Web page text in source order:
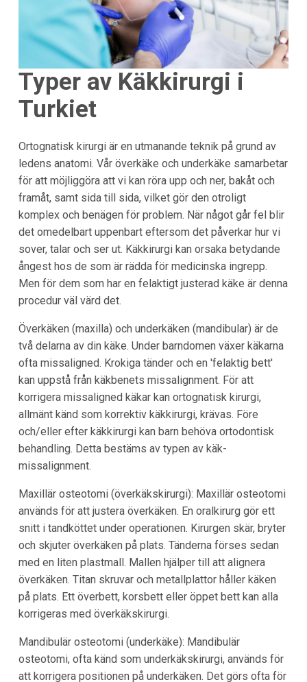
Typer av Käkkirurgi i
Turkiet
Ortognatisk kirurgi är en utmanande teknik på grund av
ledens anatomi. Vår överkäke och underkäke samarbetar
för att möjliggöra att vi kan röra upp och ner, bakåt och
framåt, samt sida till sida, vilket gör den otroligt
komplex och benägen för problem. När något går fel blir
det omedelbart uppenbart eftersom det påverkar hur vi
sover, talar och ser ut. Käkkirurgi kan orsaka betydande
ångest hos de som är rädda för medicinska ingrepp.
Men för dem som har en felaktigt justerad käke är denna
procedur väl värd det.
Överkäken (maxilla) och underkäken (mandibular) är de
två delarna av din käke. Under barndomen växer käkarna
ofta missaligned. Krokiga tänder och en 'felaktig bett'
kan uppstå från käkbenets missalignment. För att
korrigera missaligned käkar kan ortognatisk kirurgi,
allmänt känd som korrektiv käkkirurgi, krävas. Före
och/eller efter käkkirurgi kan barn behöva ortodontisk
behandling. Detta bestäms av typen av käk-
missalignment.
Maxillär osteotomi (överkäkskirurgi): Maxillär osteotomi
används för att justera överkäken. En oralkirurg gör ett
snitt i tandköttet under operationen. Kirurgen skär, bryter
och skjuter överkäken på plats. Tänderna förses sedan
med en liten plastmall. Mallen hjälper till att alignera
överkäken. Titan skruvar och metallplattor håller käken
på plats. Ett överbett, korsbett eller öppet bett kan alla
korrigeras med överkäkskirurgi.
Mandibulär osteotomi (underkäke): Mandibulär
osteotomi, ofta känd som underkäkskirurgi, används för
att korrigera positionen på underkäken. Det görs ofta för